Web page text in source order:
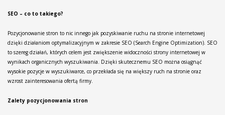
SEO – co to takiego?
Pozycjonowanie stron to nic innego jak pozyskiwanie ruchu na stronie internetowej
dzięki działaniom optymalizacyjnym w zakresie SEO (Search Engine Optimization). SEO
to szereg działań, których celem jest zwiększenie widoczności strony internetowej w
wynikach organicznych wyszukiwania. Dzięki skutecznemu SEO można osiągnąć
wysokie pozycje w wyszukiwarce, co przekłada się na większy ruch na stronie oraz
wzrost zainteresowania ofertą firmy.
Zalety pozycjonowania stron